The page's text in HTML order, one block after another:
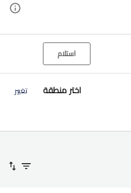
استلام
اختر منطقة تغيير